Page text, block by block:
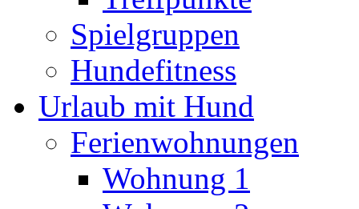
Spielgruppen
Hundefitness
Urlaub mit Hund
Ferienwohnungen
Wohnung 1